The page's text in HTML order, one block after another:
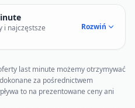
i najczęstsze
Rozwiń
last minute możemy otrzymywać
za pośrednictwem
to na prezentowane ceny ani